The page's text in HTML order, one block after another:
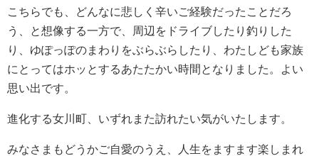
こちらでも、どんなに悲しく辛いご経験だったことだろ
う、と想像する一方で、周辺をドライブしたり釣りした
り、ゆぽっぽのまわりをぶらぶらしたり、わたしども家族
にとってはホッとするあたたかい時間となりました。よい
思い出です。
進化する女川町、いずれまた訪れたい気がいたします。
みなさまもどうかご自愛のうえ、人生をますます楽しまれ